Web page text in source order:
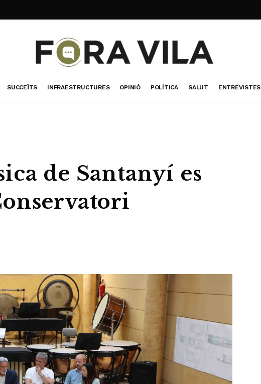
SUCCEÏTS INFRAESTRUCTURES OPINIÓ POLÍTICA SALUT ENTREVISTES
de Santanyí es